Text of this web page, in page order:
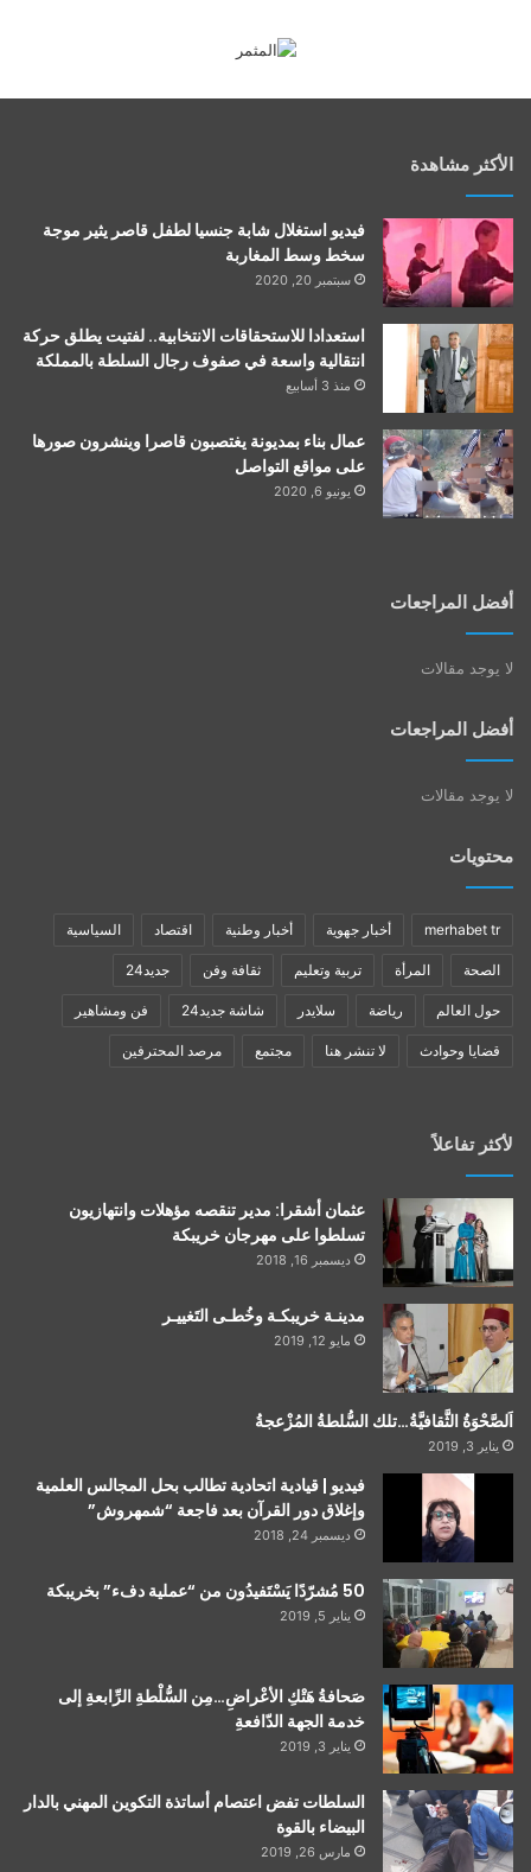
الأكثر مشاهدة
فيديو استغلال شابة جنسيا لطفل قاصر يثير موجة
سخط وسط المغاربة
سبتمبر 20, 2020
استعدادا للاستحقاقات الانتخابية.. لفتيت يطلق حركة
انتقالية واسعة في صفوف رجال السلطة بالمملكة
منذ 3 أسابيع
عمال بناء بمديونة يغتصبون قاصرا وينشرون صورها
على مواقع التواصل
يونيو 6, 2020
أفضل المراجعات
لا يوجد مقالات
أفضل المراجعات
لا يوجد مقالات
محتويات
merhabet tr أخبار جهوية أخبار وطنية اقتصاد السياسية
الصحة المرأة تربية وتعليم ثقافة وفن جديد24
حول العالم رياضة سلايدر شاشة جديد24 فن ومشاهير
قضايا وحوادث لا تنشر هنا مجتمع مرصد المحترفين
لأكثر تفاعلاً
عثمان أشقرا: مدير تنقصه مؤهلات وانتهازيون
تسلطوا على مهرجان خريبكة
ديسمبر 16, 2018
مدينـة خريبكـة وخُطـى التَغييـر
مايو 12, 2019
اَلصَّحْوَةُ الثَّقافيَّةُ…تلك السُّلطةُ المُزْعجةُ
يناير 3, 2019
فيديو | قيادية اتحادية تطالب بحل المجالس العلمية
وإغلاق دور القرآن بعد فاجعة “شمهروش”
ديسمبر 24, 2018
50 مُشرّدًا يَسْتَفيدُون من “عملية دفء” بخريبكة
يناير 5, 2019
صَحافةُ هَتْكِ الأعْراضِ…مِن السُّلْطةِ الرِّابعةِ إلى
خدمة الجهة الدّافعةِ
يناير 3, 2019
السلطات تفض اعتصام أساتذة التكوين المهني بالدار
البيضاء بالقوة
مارس 26, 2019